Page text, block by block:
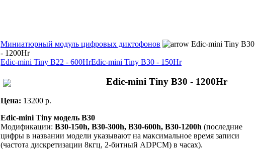
Миниатюрный модуль цифровых диктофонов
Edic-mini Tiny B30
- 1200Hr
Edic-mini Tiny B22 - 600HrEdic-mini Tiny B30 - 150Hr
Edic-mini Tiny B30 - 1200Hr
Цена: 13200 p.
Edic-mini Tiny модель B30
Модификации: B30-150h, B30-300h, B30-600h, B30-1200h (последние
цифры в названии модели указывают на максимальное время записи
(частота дискретизации 8кгц, 2-битный ADPCM) в часах).